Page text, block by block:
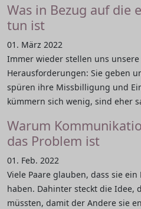
Was in Bezug auf die
tun ist
01. März 2022
Immer wieder stellen uns
Herausforderungen: Sie geben
spüren ihre Missbilligung und
kümmern sich wenig, sind eher
Warum
das Problem ist
01. Feb. 2022
Viele Paare glauben, dass sie
haben. Dahinter steckt die Idee,
müssten, damit der Andere sie